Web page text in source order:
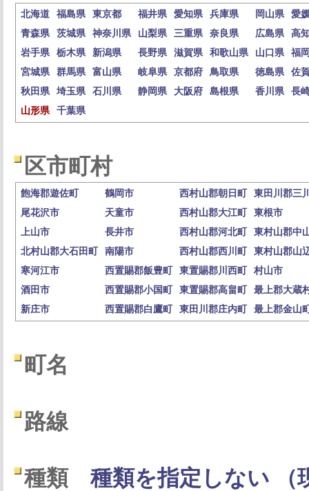
北海道 福島県 東京都 福井県 愛知県 兵庫県 岡山県
愛
青森県
茨城県 神奈川県 山梨県 三重県 奈良県 広島県
高
岩手県
栃木県 新潟県 長野県 滋賀県 和歌山県 山口県
福
宮城県
群馬県 富山県 岐阜県 京都府 鳥取県 徳島県
佐
秋田県
埼玉県 石川県 静岡県 大阪府 島根県 香川県
長
山形県
千葉県
区市町村
飽海郡遊佐町 鶴岡市 西村山郡朝日町
東田川郡三
尾花沢市
天童市 西村山郡大江町
東根市
上山市
長井市 西村山郡河北町
東村山郡中
北村山郡大石田町
南陽市 西村山郡西川町
東村山郡山
寒河江市
西置賜郡飯豊町 東置賜郡川西町
村山市
酒田市
西置賜郡小国町 東置賜郡高畠町
最上郡大蔵
新庄市
西置賜郡白鷹町 東田川郡庄内町 最上郡金山
町名
路線
種類 種類を指定しない （